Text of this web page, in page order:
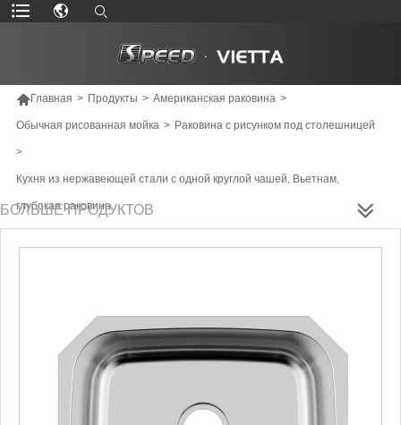
Главная > Продукты > Американская раковина >
Обычная рисованная мойка > Раковина с рисунком под столешницей
>
Кухня из нержавеющей стали с одной круглой чашей, Вьетнам,
глубокая раковина
БОЛЬШЕ ПРОДУКТОВ